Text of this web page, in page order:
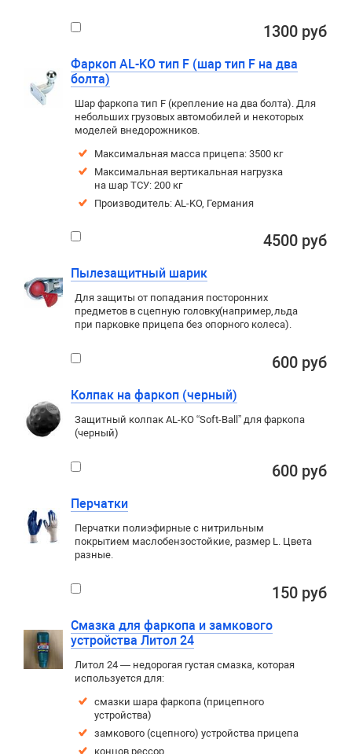
1300 руб
Фаркоп AL-KO тип F (шар тип F на два
болта)
Шар фаркопа тип F (крепление на два болта). Для
небольших грузовых автомобилей и некоторых
моделей внедорожников.
Максимальная масса прицепа: 3500 кг
Максимальная вертикальная нагрузка
на шар ТСУ: 200 кг
Производитель: AL-KO, Германия
4500 руб
Пылезащитный шарик
Для защиты от попадания посторонних
предметов в сцепную головку(например,льда
при парковке прицепа без опорного колеса).
600 руб
Колпак на фаркоп (черный)
Защитный колпак AL-KO “Soft-Ball” для фаркопа
(черный)
600 руб
Перчатки
Перчатки полиэфирные с нитрильным
покрытием маслобензостойкие, размер L. Цвета
разные.
150 руб
Смазка для фаркопа и замкового
устройства Литол 24
Литол 24 — недорогая густая смазка, которая
используется для:
смазки шара фаркопа (прицепного
устройства)
замкового (сцепного) устройства прицепа
концов рессор